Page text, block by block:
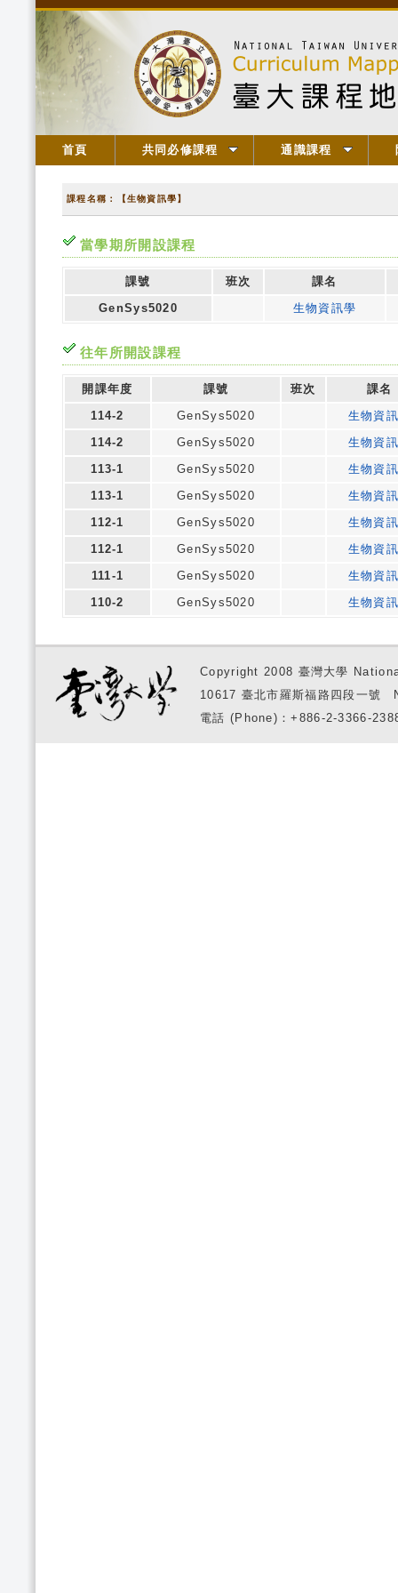
首頁 共同必修課程 通識課程
課程名稱：【生物資訊學】
當學期所開設課程
課號 班次
課名
GenSys5020
生物資訊學
往年所開設課程
開課年度 課號 班次
課名
114-2
GenSys5020
生物資
114-2
GenSys5020
生物資
113-1
GenSys5020
生物資
113-1
GenSys5020
生物資
112-1
GenSys5020
生物資
112-1
GenSys5020
生物資
111-1
GenSys5020
生物資
110-2
GenSys5020 生物資
Copyright 2008 臺灣大學
10617 臺北市羅斯福路四段一
電話 (Phone)：+886-2-3366-